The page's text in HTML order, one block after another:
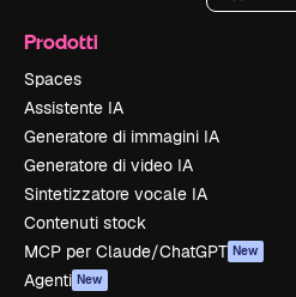
Prodotti
Spaces
Assistente IA
Generatore di immagini IA
Generatore di video IA
Sintetizzatore vocale IA
Contenuti stock
MCP per Claude/ChatGPT New
Agenti New